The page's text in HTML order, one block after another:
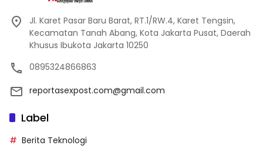
Jl. Karet Pasar Baru Barat, RT.1/RW.4, Karet Tengsin,
Kecamatan Tanah Abang, Kota Jakarta Pusat, Daerah
Khusus Ibukota Jakarta 10250
0895324866863
reportasexpost.com@gmail.com
Label
Berita Teknologi